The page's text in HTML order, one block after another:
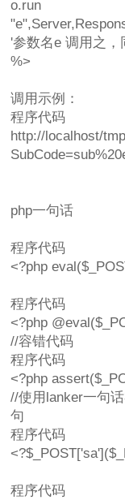
o.run
'参数名e 调用之
%>
调用示例：
程序代码
http://localhost/
php一句话
程序代码
<?php
程序代码
<?php
//容错代码
程序代码
<?php
//使用lanker一句
句
程序代码
程序代码